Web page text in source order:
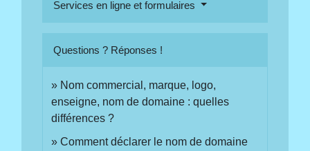
Services en ligne et formulaires
Questions ? Réponses !
Nom commercial, marque, logo,
enseigne, nom de domaine : quelles
différences ?
Comment déclarer le nom de domaine